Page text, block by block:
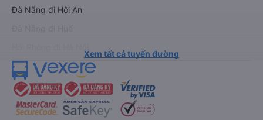
Đà Nẵng đi Hội An
Xem tất cả tuyến đường